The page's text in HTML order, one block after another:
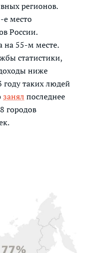
регионов.
е место
России.
на 55-м месте.
статистики,
ниже
таких людей
занял последнее
городов